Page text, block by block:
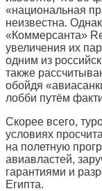
«национальная
неизвестна.
«Коммерсанта»
увеличения их
одним из
также
обойдя
лобби путём
Скорее всего,
условиях
на полетную
авиавластей,
гарантиями и
Египта.